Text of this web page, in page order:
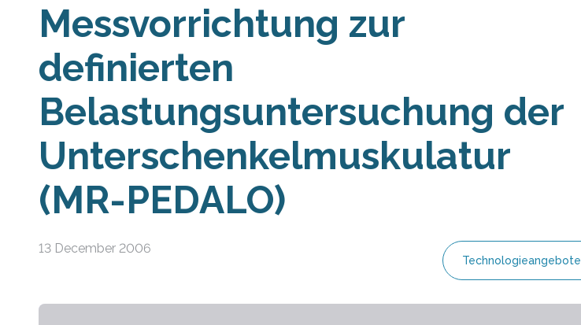
Messvorrichtung zur
definierten
Belastungsuntersuchung der
Unterschenkelmuskulatur
(MR-PEDALO)
13 December 2006
Technologieangebote